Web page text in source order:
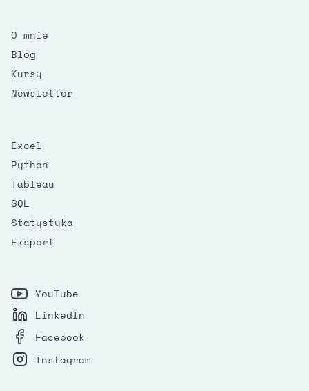
O mnie
Blog
Kursy
Newsletter
Excel
Python
Tableau
SQL
Statystyka
Ekspert
YouTube
LinkedIn
Facebook
Instagram